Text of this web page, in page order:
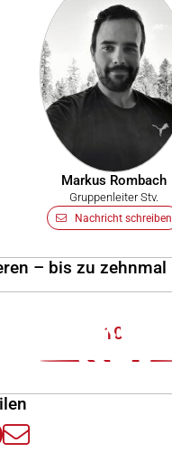
Markus Rombach
Gruppenleiter Stv.
Nachricht schreiben
– bis zu zehnmal
10